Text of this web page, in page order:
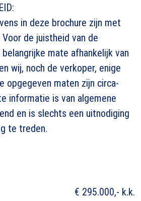
in deze brochure zijn met
de juistheid van de
mate afhankelijk van
wij, noch de verkoper, enige
opgegeven maten zijn circa-
informatie is van algemene
en is slechts een uitnodiging
te treden.
€ 295.000,- k.k.